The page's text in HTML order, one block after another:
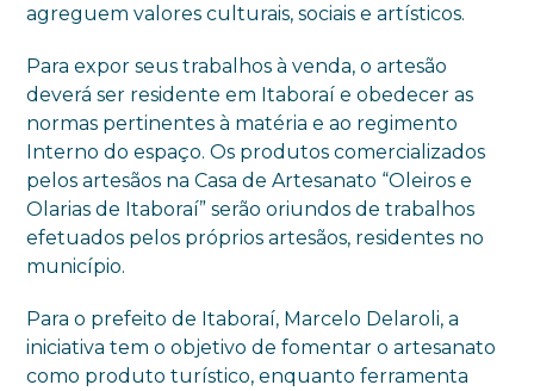
agreguem valores culturais, sociais e artísticos.
Para expor seus trabalhos à venda, o artesão
deverá ser residente em Itaboraí e obedecer as
normas pertinentes à matéria e ao regimento
Interno do espaço. Os produtos comercializados
pelos artesãos na Casa de Artesanato “Oleiros e
Olarias de Itaboraí” serão oriundos de trabalhos
efetuados pelos próprios artesãos, residentes no
município.
Para o prefeito de Itaboraí, Marcelo Delaroli, a
iniciativa tem o objetivo de fomentar o artesanato
como produto turístico, enquanto ferramenta